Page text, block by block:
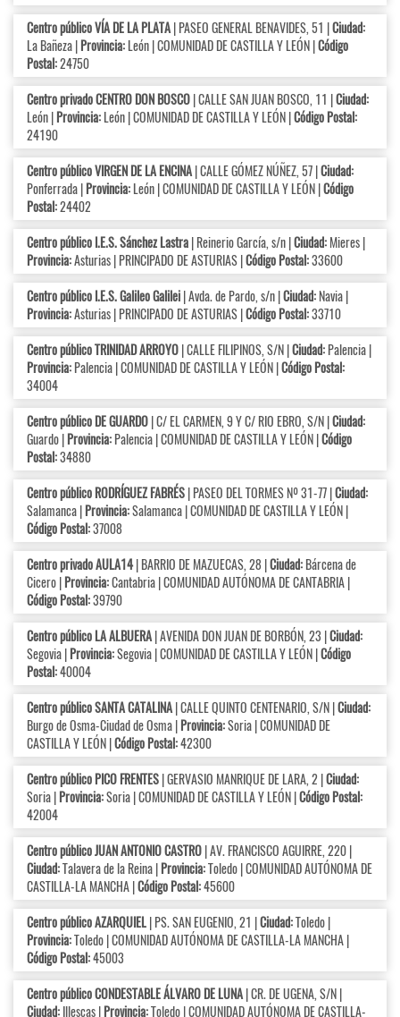
Centro público VÍA DE LA PLATA| PASEO GENERAL BENAVIDES, 51 |Ciudad:
La Bañeza |Provincia:León | COMUNIDAD DE CASTILLA Y LEÓN |Código
Postal:24750
Centro privado CENTRO DON BOSCO| CALLE SAN JUAN BOSCO, 11 |Ciudad:
León |Provincia:León | COMUNIDAD DE CASTILLA Y LEÓN |Código Postal:
24190
Centro público VIRGEN DE LA ENCINA| CALLE GÓMEZ NÚÑEZ, 57 |Ciudad:
Ponferrada |Provincia:León | COMUNIDAD DE CASTILLA Y LEÓN |Código
Postal:24402
Centro público I.E.S. Sánchez Lastra| Reinerio García, s/n |Ciudad:Mieres |
Provincia:Asturias | PRINCIPADO DE ASTURIAS |Código Postal:33600
Centro público I.E.S. Galileo Galilei| Avda. de Pardo, s/n |Ciudad:Navia |
Provincia:Asturias | PRINCIPADO DE ASTURIAS |Código Postal:33710
Centro público TRINIDAD ARROYO| CALLE FILIPINOS, S/N |Ciudad:Palencia |
Provincia:Palencia | COMUNIDAD DE CASTILLA Y LEÓN |Código Postal:
34004
Centro público DE GUARDO| C/ EL CARMEN, 9 Y C/ RIO EBRO, S/N |Ciudad:
Guardo |Provincia:Palencia | COMUNIDAD DE CASTILLA Y LEÓN |Código
Postal:34880
Centro público RODRÍGUEZ FABRÉS| PASEO DEL TORMES Nº 31-77 |Ciudad:
Salamanca |Provincia:Salamanca | COMUNIDAD DE CASTILLA Y LEÓN |
Código Postal:37008
Centro privado AULA14| BARRIO DE MAZUECAS, 28 |Ciudad:Bárcena de
Cicero |Provincia:Cantabria | COMUNIDAD AUTÓNOMA DE CANTABRIA |
Código Postal:39790
Centro público LA ALBUERA| AVENIDA DON JUAN DE BORBÓN, 23 |Ciudad:
Segovia |Provincia:Segovia | COMUNIDAD DE CASTILLA Y LEÓN |Código
Postal:40004
Centro público SANTA CATALINA| CALLE QUINTO CENTENARIO, S/N |Ciudad:
Burgo de Osma-Ciudad de Osma |Provincia:Soria | COMUNIDAD DE
CASTILLA Y LEÓN |Código Postal:42300
Centro público PICO FRENTES| GERVASIO MANRIQUE DE LARA, 2 |Ciudad:
Soria |Provincia:Soria | COMUNIDAD DE CASTILLA Y LEÓN |Código Postal:
42004
Centro público JUAN ANTONIO CASTRO| AV. FRANCISCO AGUIRRE, 220 |
Ciudad:Talavera de la Reina |Provincia:Toledo | COMUNIDAD AUTÓNOMA DE
CASTILLA-LA MANCHA |Código Postal:45600
Centro público AZARQUIEL| PS. SAN EUGENIO, 21 |Ciudad:Toledo |
Provincia:Toledo | COMUNIDAD AUTÓNOMA DE CASTILLA-LA MANCHA |
Código Postal:45003
Centro público CONDESTABLE ÁLVARO DE LUNA| CR. DE UGENA, S/N |
Ciudad:Illescas |Provincia:Toledo | COMUNIDAD AUTÓNOMA DE CASTILLA-